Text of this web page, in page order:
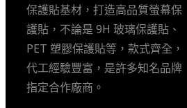
保護貼基材，打造高品質螢幕保
護貼，不論是 9H 玻璃保護貼、
PET 塑膠保護貼等，款式齊全，
代工經驗豐富，是許多知名品牌
指定合作廠商。